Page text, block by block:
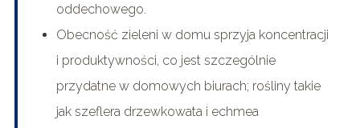
oddechowego.
Obecność zieleni w domu sprzyja koncentracji
i produktywności, co jest szczególnie
przydatne w domowych biurach; rośliny takie
jak szeflera drzewkowata i echmea